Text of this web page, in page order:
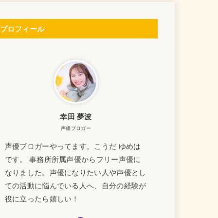
プロフィール
幸田 夢波
声優ブロガー
声優ブロガーやってます。こうだ ゆめは
です。 事務所所属声優からフリー声優に
なりました。声優になりたい人や声優とし
ての活動に悩んでいる人へ、自分の経験が
役に立ったら嬉しい！